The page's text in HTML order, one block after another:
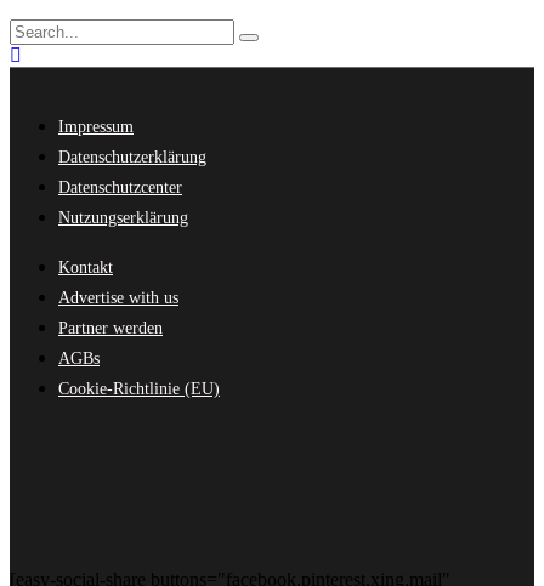
Impressum
Datenschutzerklärung
Datenschutzcenter
Nutzungserklärung
Kontakt
Advertise with us
Partner werden
AGBs
Cookie-Richtlinie (EU)
[easy-social-share buttons="facebook,pinterest,xing,mail"